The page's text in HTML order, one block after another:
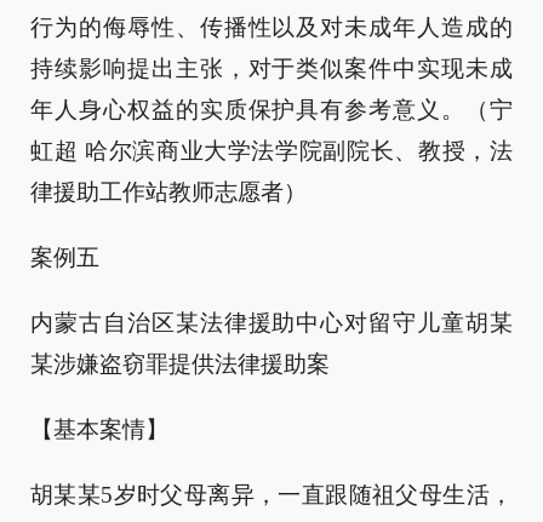
行为的侮辱性、传播性以及对未成年人造成的
持续影响提出主张，对于类似案件中实现未成
年人身心权益的实质保护具有参考意义。（宁
虹超 哈尔滨商业大学法学院副院长、教授，法
律援助工作站教师志愿者）
案例五
内蒙古自治区某法律援助中心对留守儿童胡某
某涉嫌盗窃罪提供法律援助案
【基本案情】
胡某某5岁时父母离异，一直跟随祖父母生活，